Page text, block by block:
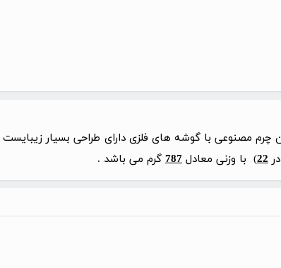
چرم مصنوعی با گوشه های فلزی دارای طراحی بسیار
در 22) با وزنی معادل 787 گرم می باشد .